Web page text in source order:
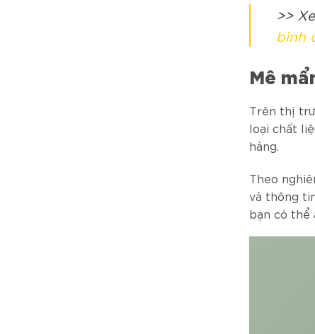
>>
bình
Mê
Trên thị
loại chất
hàng.
Theo
và thông
bạn có thể